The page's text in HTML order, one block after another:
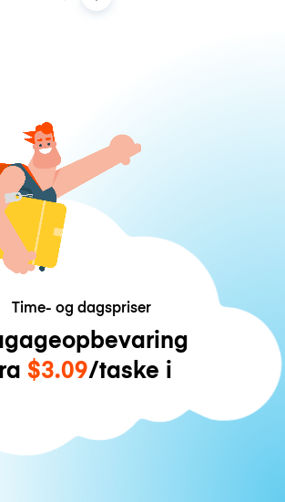
Time- og dagspriser
$3.09/taske i